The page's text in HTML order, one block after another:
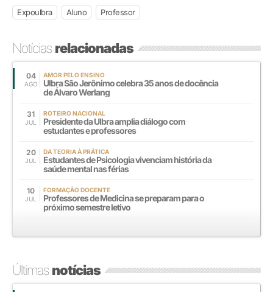
Expoulbra Aluno Professor
Notíciasrelacionadas
04
AGO
AMOR PELO ENSINO
Ulbra São Jerônimo celebra 35 anos de docência
de Álvaro Werlang
31
JUL
ROTEIRO NACIONAL
Presidente da Ulbra amplia diálogo com
estudantes e professores
20
JUL
DA TEORIA À PRÁTICA
Estudantes de Psicologia vivenciam história da
saúde mental nas férias
10
JUL
FORMAÇÃO DOCENTE
Professores de Medicina se preparam para o
próximo semestre letivo
Últimasnotícias